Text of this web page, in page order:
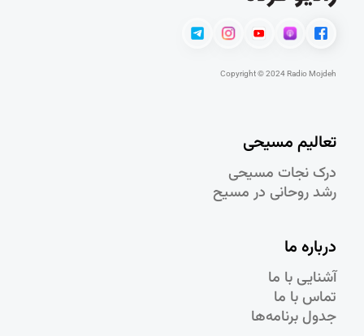
Copyright © 2024 Radio Mojdeh
تعالیم مسیحی
درک نجات مسيحی
رشد روحانی در مسيح
درباره ما
آشنایی با ما
تماس با ما
جدول برنامه‌ها